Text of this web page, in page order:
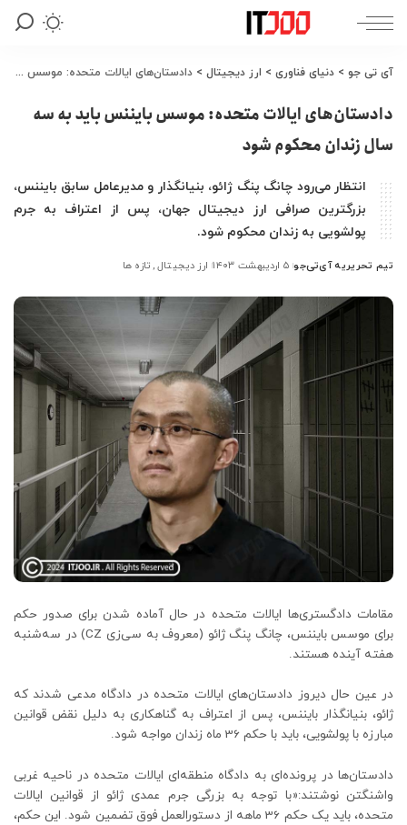
آی تی جو > دنیای فناوری > ارز دیجیتال > دادستان‌های ایالات متحده: موسس بایننس باید به سه سال زندان محکوم شود
دادستان‌های ایالات متحده: موسس بایننس باید به سه
سال زندان محکوم شود
انتظار می‌رود چانگ پنگ ژائو، بنیانگذار و مدیرعامل سابق بایننس،
بزرگترین صرافی ارز دیجیتال جهان، پس از اعتراف به جرم
پولشویی به زندان محکوم شود.
ارسال
توسط
تیم تحریریه آی‌تی‌جو ۵ اردیبهشت ۱۴۰۳ ارز دیجیتال تازه ها
مقامات دادگستری‌ها ایالات متحده در حال آماده شدن برای صدور حکم
برای موسس بایننس، چانگ پنگ ژائو (معروف به سی‌زی CZ) در سه‌شنبه
هفته آینده هستند.
در عین حال دیروز دادستان‌های ایالات متحده در دادگاه مدعی شدند که
ژائو، بنیانگذار بایننس، پس از اعتراف به گناهکاری به دلیل نقض قوانین
مبارزه با پولشویی، باید با حکم 36 ماه زندان مواجه شود.
دادستان‌ها در پرونده‌ای به دادگاه منطقه‌ای ایالات متحده در ناحیه غربی
واشنگتن نوشتند:«با توجه به بزرگی جرم عمدی ژائو از قوانین ایالات
متحده، باید یک حکم 36 ماهه از دستورالعمل فوق تضمین شود. این حکم،